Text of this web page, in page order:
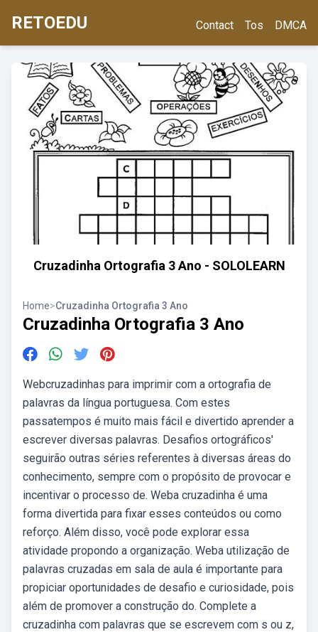
RETOEDU Contact Tos DMCA
Cruzadinha Ortografia 3 Ano - SOLOLEARN
Home>Cruzadinha Ortografia 3 Ano
Cruzadinha Ortografia 3 Ano
Webcruzadinhas para imprimir com a ortografia de
palavras da língua portuguesa. Com estes
passatempos é muito mais fácil e divertido aprender a
escrever diversas palavras. Desafios ortográficos'
seguirão outras séries referentes à diversas áreas do
conhecimento, sempre com o propósito de provocar e
incentivar o processo de. Weba cruzadinha é uma
forma divertida para fixar esses conteúdos ou como
reforço. Além disso, você pode explorar essa
atividade propondo a organização. Weba utilização de
palavras cruzadas em sala de aula é importante para
propiciar oportunidades de desafio e curiosidade, pois
além de promover a construção do. Complete a
cruzadinha com palavras que se escrevem com s ou z,